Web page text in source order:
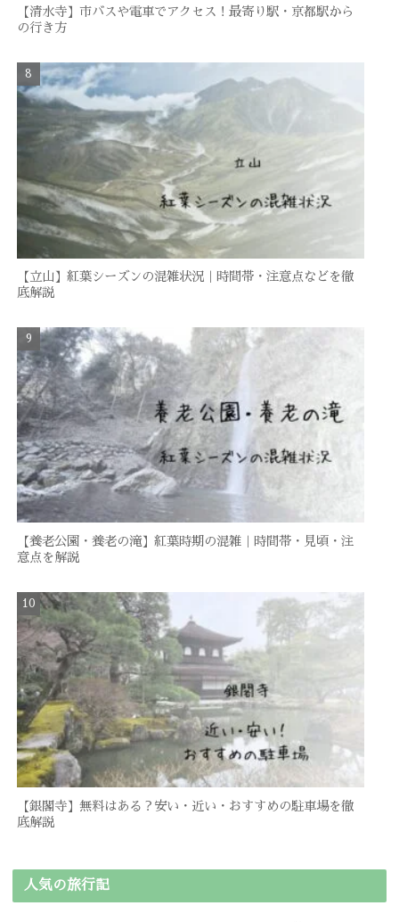
【清水寺】市バスや電車でアクセス！最寄り駅・京都駅から
の行き方
【立山】紅葉シーズンの混雑状況｜時間帯・注意点などを徹
底解説
【養老公園・養老の滝】紅葉時期の混雑｜時間帯・見頃・注
意点を解説
【銀閣寺】無料はある？安い・近い・おすすめの駐車場を徹
底解説
人気の旅行記